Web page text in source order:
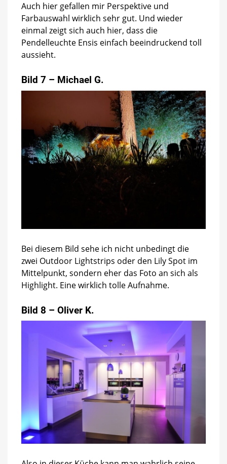
Auch hier gefallen mir Perspektive und
Farbauswahl wirklich sehr gut. Und wieder
einmal zeigt sich auch hier, dass die
Pendelleuchte Ensis einfach beeindruckend toll
aussieht.
Bild 7 – Michael G.
Bei diesem Bild sehe ich nicht unbedingt die
zwei Outdoor Lightstrips oder den Lily Spot im
Mittelpunkt, sondern eher das Foto an sich als
Highlight. Eine wirklich tolle Aufnahme.
Bild 8 – Oliver K.